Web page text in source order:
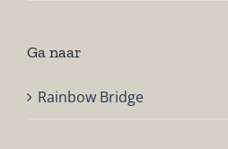
Ga naar
Rainbow Bridge